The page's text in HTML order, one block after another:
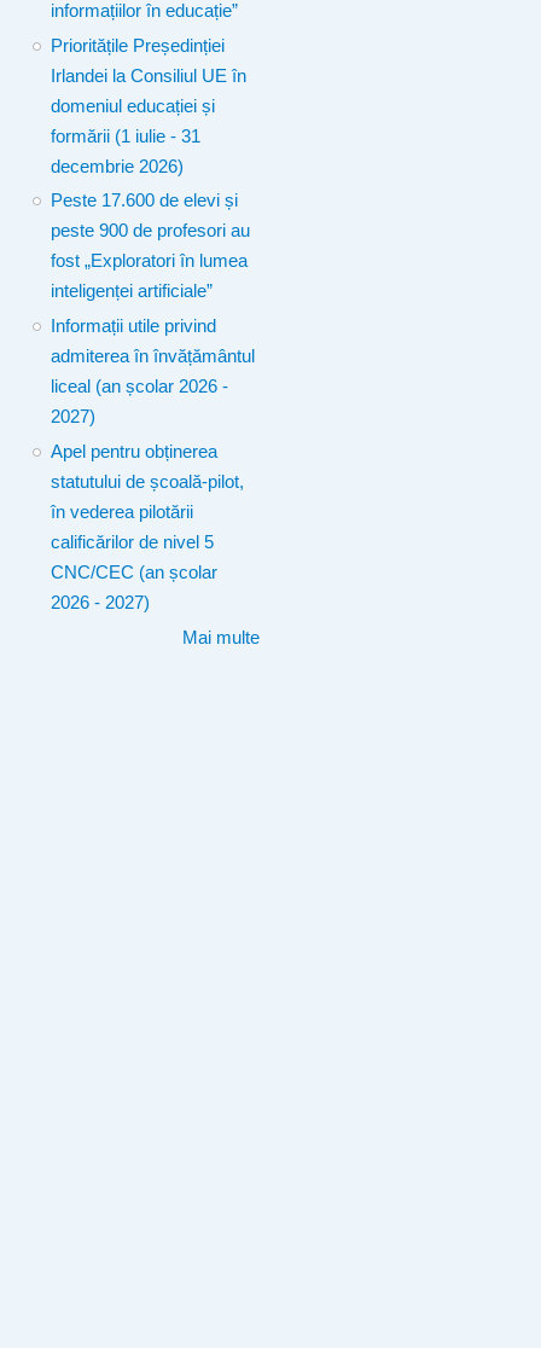
informațiilor în educație”
Prioritățile Președinției
Irlandei la Consiliul UE în
domeniul educației și
formării (1 iulie - 31
decembrie 2026)
Peste 17.600 de elevi și
peste 900 de profesori au
fost „Exploratori în lumea
inteligenței artificiale”
Informații utile privind
admiterea în învățământul
liceal (an școlar 2026 -
2027)
Apel pentru obținerea
statutului de școală-pilot,
în vederea pilotării
calificărilor de nivel 5
CNC/CEC (an școlar
2026 - 2027)
Mai multe